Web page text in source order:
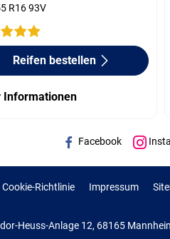
R16 93V
Reifen bestellen
Informationen
Facebook
Cookie-Richtlinie Impressum
Heuss-Anlage 12, 68165